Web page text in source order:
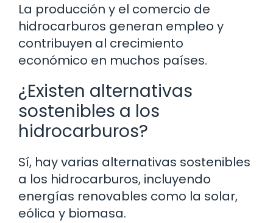
La producción y el comercio de
hidrocarburos generan empleo y
contribuyen al crecimiento
económico en muchos países.
¿Existen alternativas
sostenibles a los
hidrocarburos?
Sí, hay varias alternativas sostenibles
a los hidrocarburos, incluyendo
energías renovables como la solar,
eólica y biomasa.